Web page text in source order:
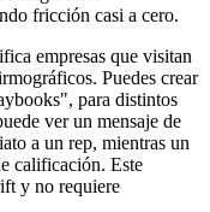
fricción casi a cero.
empresas que visitan
Puedes crear
para distintos
ver un mensaje de
a un rep, mientras un
calificación. Este
y no requiere